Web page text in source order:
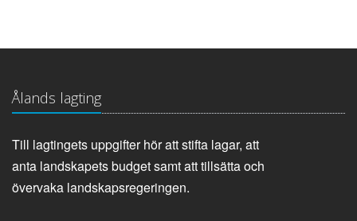
Ålands lagting
Till lagtingets uppgifter hör att stifta lagar, att
anta landskapets budget samt att tillsätta och
övervaka landskapsregeringen.